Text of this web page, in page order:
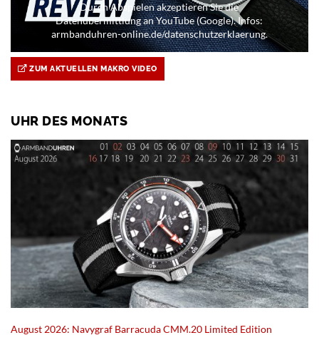
Durch Abspielen akzeptieren Sie die
Datenübermittlung an YouTube (Google). Infos:
armbanduhren-online.de/datenschutzerklaerung.
ZUM AKTUELLEN MAKRO VIDEO
UHR DES MONATS
August 2026: Navygraf Barracuda CMM.20 Limited Edition